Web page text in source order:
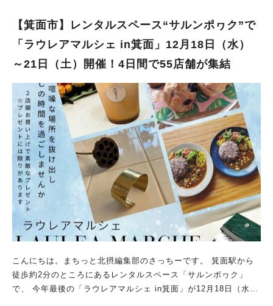
女子大学 茨木エレガンスキャンパス ------- ★同時開催：こども
[第1部]13:00～14:00（整理券配布12:45～学生会館1階）／[第2
部]14:30～15:30（整理券配布14:15～学生会館1階） ※入場には
につきお子様2名まで） ■入場：無料 ■場所：梅花女子大学 茨木
エレガンスキャンパス 学生会館3階
【箕面市】レンタルスペース“サルンポヮク”で
「ラウレアマルシェ in箕面」12月18日（水）
～21日（土）開催！4日間で55店舗が集結
こんにちは。まちっと北摂編集部のさっちーです。 箕面駅から
徒歩約2分のところにあるレンタルスペース「サルンポヮク」
で、 今年最後の「ラウレアマルシェ in箕面」が12月18日（水）